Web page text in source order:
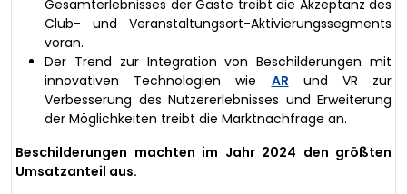
Gesamterlebnisses der Gäste treibt die Akzeptanz des
Club- und Veranstaltungsort-Aktivierungssegments
voran.
Der Trend zur Integration von Beschilderungen mit
innovativen Technologien wie AR und VR zur
Verbesserung des Nutzererlebnisses und Erweiterung
der Möglichkeiten treibt die Marktnachfrage an.
Beschilderungen machten im Jahr 2024 den größten
Umsatzanteil aus.